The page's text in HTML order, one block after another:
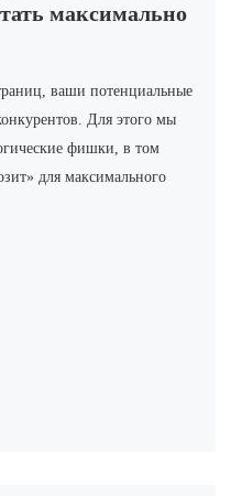
максимально
ваши потенциальные
Для этого мы
фишки, в том
для максимального